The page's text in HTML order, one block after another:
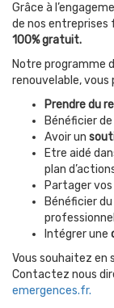
Grâce à
de nos
100% gratuit.
Notre programme
renouvelable,
Prendre du
Bénéficier
Avoir un
Etre aidé
plan
Partager
Bénéficier du
Intégrer une
Vous souhaitez en
Contactez nous
emergences.fr.